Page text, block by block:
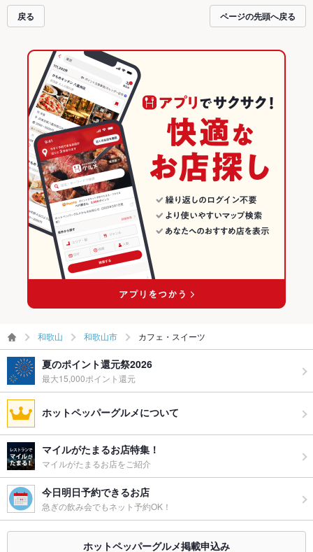
用ください。
戻る ページの先頭へ戻る
和歌山 和歌山市 カフェ・スイーツ
夏のポイント還元祭2026
最大15,000ポイント還元
ホットペッパーグルメについて
マイルがたまるお店特集！
マイルがたまるお店をご紹介
今日明日予約できるお店
急ぎの飲み会でもネット予約OK！
ホットペッパーグルメ掲載申込み